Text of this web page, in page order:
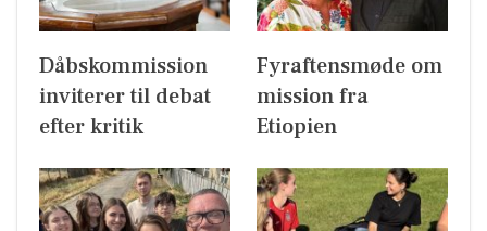
Dåbskommission
inviterer til debat
efter kritik
Fyraftensmøde om
mission fra
Etiopien